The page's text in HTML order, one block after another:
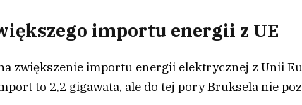
importu energii z UE
zwiększenie importu energii elektrycznej z Unii
to 2,2 gigawata, ale do tej pory Bruksela nie